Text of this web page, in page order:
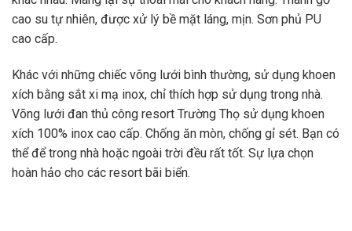
cao su tự nhiên, được xử lý bề mặt láng, mịn. Sơn phủ PU
cao cấp.
Khác với những chiếc võng lưới bình thường, sử dụng khoen
xích bằng sắt xi mạ inox, chỉ thích hợp sử dụng trong nhà.
Võng lưới đan thủ công resort Trường Thọ sử dụng khoen
xích 100% inox cao cấp. Chống ăn mòn, chống gỉ sét. Bạn có
thể để trong nhà hoặc ngoài trời đều rất tốt. Sự lựa chọn
hoàn hảo cho các resort bãi biển.